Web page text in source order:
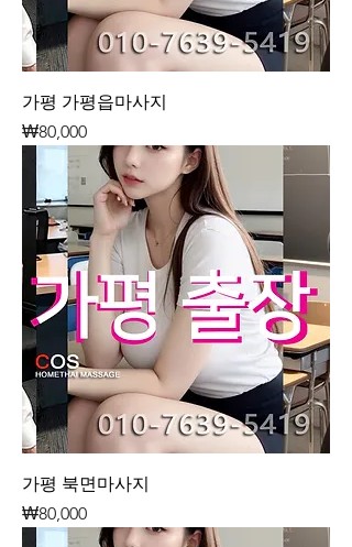
가평 가평읍마사지
가격
₩80,000
가평 북면마사지
가격
₩80,000